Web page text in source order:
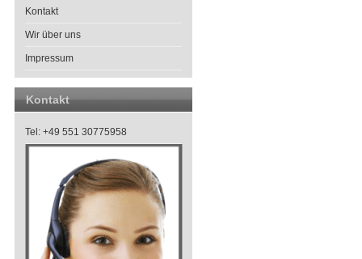
Kontakt
Wir über uns
Impressum
Kontakt
Tel: +49 551 30775958